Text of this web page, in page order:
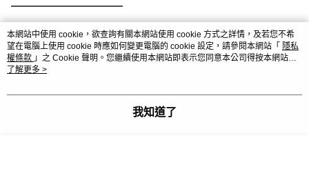
熱門標籤
本網站中使用 cookie，欲查詢有關本網站使用 cookie 方式之詳情，及若您不希
望在電腦上使用 cookie 時應如何變更電腦的 cookie 設定，請參閱本網站「 隱私
權條款 」之 Cookie 聲明。您繼續使用本網站即表示您同意本公司得按本網站使
用條款之 Cookie 聲明使用 cookie。
了解更多 >
我知道了